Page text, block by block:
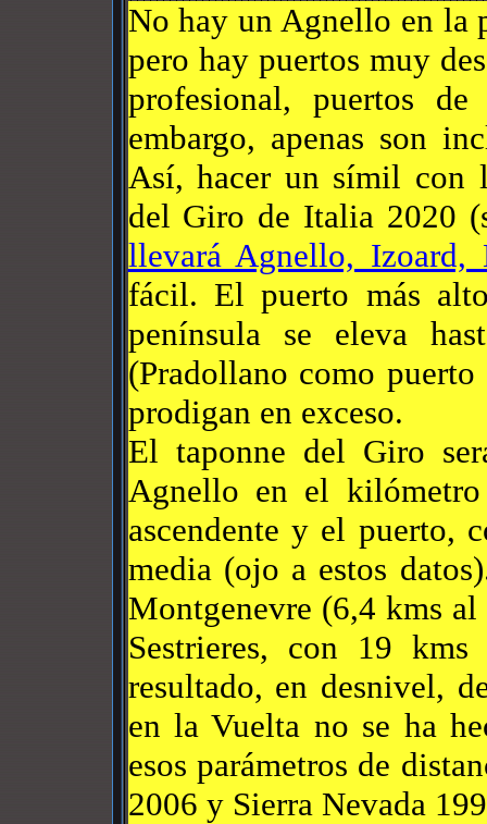
No hay un Agnello en la
pero hay puertos muy
profesional, puertos
embargo, apenas son
Así, hacer un símil con
del Giro de Italia 2020
llevará Agnello, Izoard,
fácil. El puerto más
península se eleva
(Pradollano como
prodigan en exceso.
El taponne del Giro
Agnello en el
ascendente y el puerto,
media (ojo a estos
Montgenevre (6,4 kms
Sestrieres, con 19
resultado, en desnivel,
en la Vuelta no se ha
esos parámetros de
2006 y Sierra Nevada